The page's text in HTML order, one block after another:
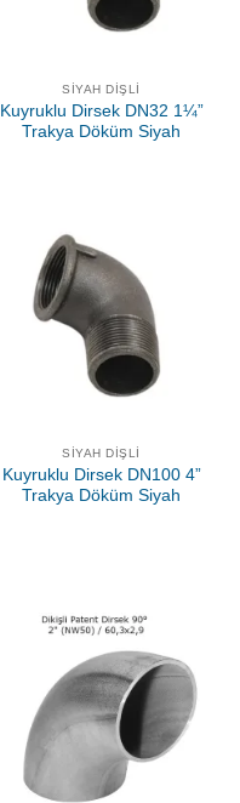
SIYAH DIŞLI
Kuyruklu Dirsek DN32 1¼”
Trakya Döküm Siyah
SIYAH DIŞLI
Kuyruklu Dirsek DN100 4”
Trakya Döküm Siyah